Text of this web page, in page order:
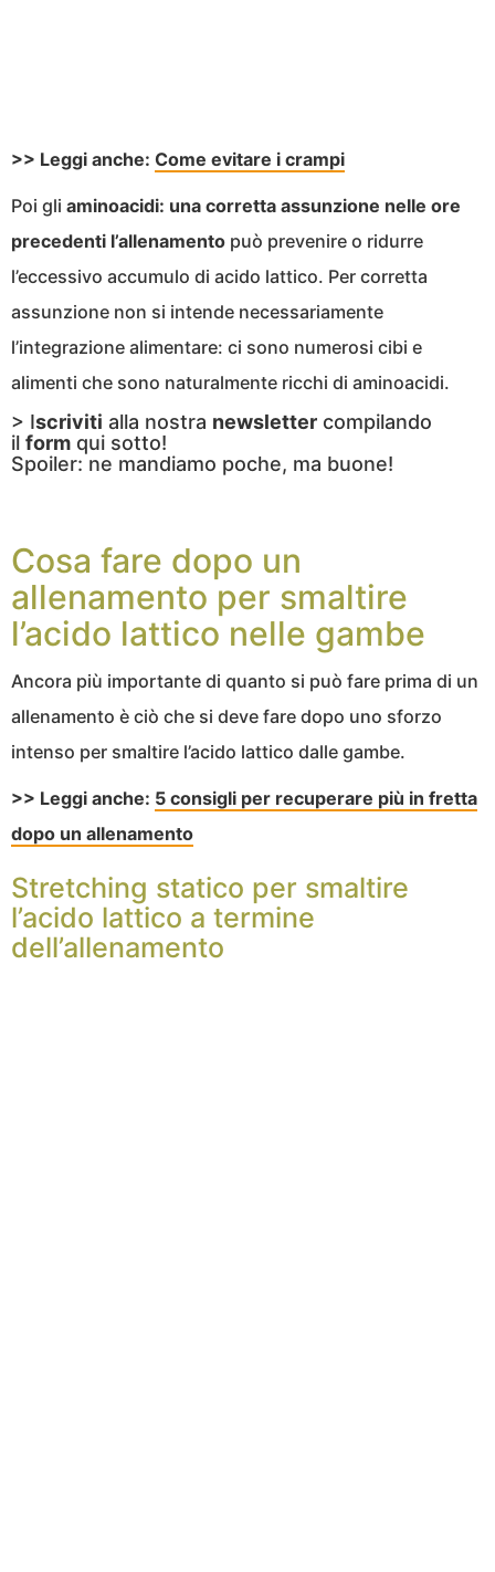
>> Leggi anche: Come evitare i crampi
Poi gli aminoacidi: una corretta assunzione nelle ore
precedenti l’allenamento può prevenire o ridurre
l’eccessivo accumulo di acido lattico. Per corretta
assunzione non si intende necessariamente
l’integrazione alimentare: ci sono numerosi cibi e
alimenti che sono naturalmente ricchi di aminoacidi.
> Iscriviti alla nostra newsletter compilando
il form qui sotto!
Spoiler: ne mandiamo poche, ma buone!
Cosa fare dopo un
allenamento per smaltire
l’acido lattico nelle gambe
Ancora più importante di quanto si può fare prima di un
allenamento è ciò che si deve fare dopo uno sforzo
intenso per smaltire l’acido lattico dalle gambe.
>> Leggi anche: 5 consigli per recuperare più in fretta
dopo un allenamento
Stretching statico per smaltire
l’acido lattico a termine
dell’allenamento